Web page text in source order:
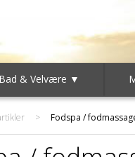
Bad & Velvære ▼
> Fodspa /